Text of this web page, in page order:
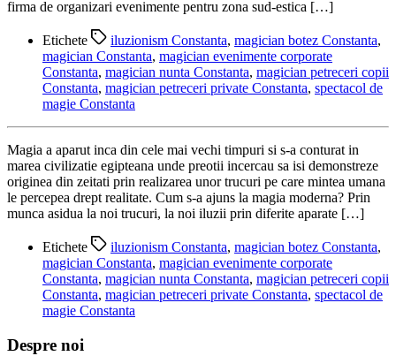
firma de organizari evenimente pentru zona sud-estica […]
Etichete iluzionism Constanta, magician botez Constanta,
magician Constanta, magician evenimente corporate
Constanta, magician nunta Constanta, magician petreceri copii
Constanta, magician petreceri private Constanta, spectacol de
magie Constanta
Magia a aparut inca din cele mai vechi timpuri si s-a conturat in
marea civilizatie egipteana unde preotii incercau sa isi demonstreze
originea din zeitati prin realizarea unor trucuri pe care mintea umana
le percepea drept realitate. Cum s-a ajuns la magia moderna? Prin
munca asidua la noi trucuri, la noi iluzii prin diferite aparate […]
Etichete iluzionism Constanta, magician botez Constanta,
magician Constanta, magician evenimente corporate
Constanta, magician nunta Constanta, magician petreceri copii
Constanta, magician petreceri private Constanta, spectacol de
magie Constanta
Despre noi